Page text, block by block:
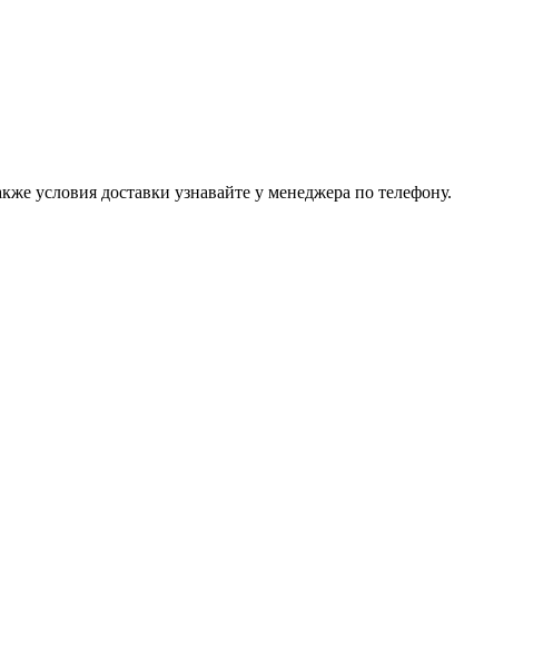
условия доставки узнавайте у менеджера по телефону.